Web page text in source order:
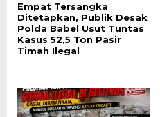
Empat Tersangka
Ditetapkan, Publik Desak
Polda Babel Usut Tuntas
Kasus 52,5 Ton Pasir
Timah Ilegal